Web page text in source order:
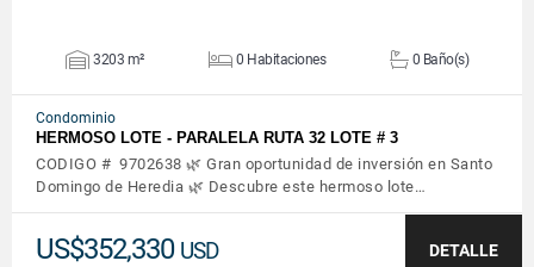
3203 m² 0 Habitaciones 0 Baño(s)
Condominio
HERMOSO LOTE - PARALELA RUTA 32 LOTE # 3
CODIGO # 9702638 🌿 Gran oportunidad de inversión en Santo
Domingo de Heredia 🌿 Descubre este hermoso lote…
US$352,330 USD DETALLE